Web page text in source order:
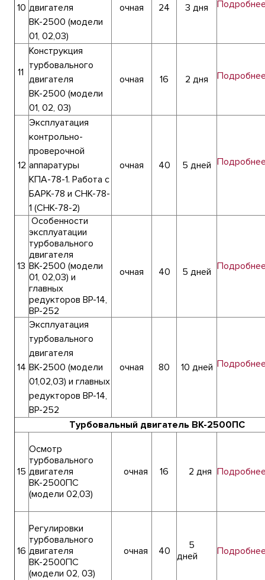
10 двигателя
ВК-2500 (модели
01, 02,03)
очная 24 3 дня
11
Конструкция
турбовального
двигателя
ВК-2500 (модели
01, 02, 03)
очная 16 2 дня
12
Эксплуатация
контрольно-
проверочной
аппаратуры
КПА-78-1. Работа с
БАРК-78 и СНК-78-
1 (СНК-78-2)
очная 40 5 дней
13
Особенности
эксплуатации
турбовального
двигателя
ВК-2500 (модели
01, 02,03) и
главных
редукторов ВР-14,
ВР-252
очная 40 5 дней
14
Эксплуатация
турбовального
двигателя
ВК-2500 (модели
01,02,03) и главных
редукторов ВР-14,
ВР-252
очная 80 10 дней
Турбовальный двигатель ВК-2500ПС
15
Осмотр
турбовального
двигателя
ВК-2500ПС
(модели 02,03)
очная 16 2 дня
16
Регулировки
турбовального
двигателя
ВК-2500ПС
(модели 02, 03)
очная 40
5
дней